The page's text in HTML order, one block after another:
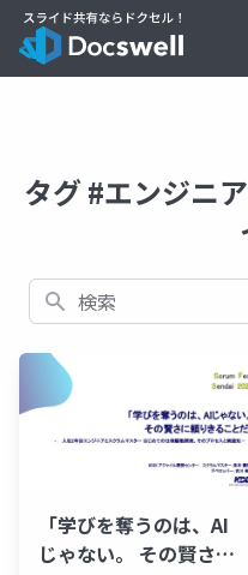
タグ #エンジニ
検索
「学びを奪うのは、AI
じゃない。 その賢さに